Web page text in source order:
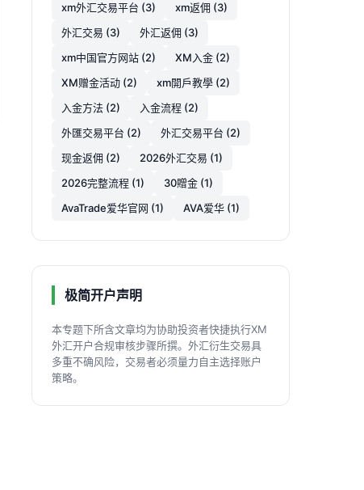
xm外汇交易平台 (3)
xm返佣 (3)
外汇交易 (3)
外汇返佣 (3)
xm中国官方网站 (2)
XM入金 (2)
XM赠金活动 (2)
xm開戶教學 (2)
入金方法 (2)
入金流程 (2)
外匯交易平台 (2)
外汇交易平台 (2)
现金返佣 (2)
2026外汇交易 (1)
2026完整流程 (1)
30贈金 (1)
AvaTrade爱华官网 (1)
AVA爱华 (1)
极简开户声明
本专题下所含文章均为协助投资者快捷执行XM
外汇开户合规审核步骤所撰。外汇衍生交易具
多重不确风险，交易者必须量力自主选择账户
策略。